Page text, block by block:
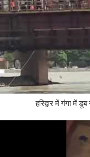
हरिद्वार में गंगा में